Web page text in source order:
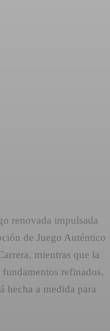
renovada impulsada
de Juego Auténtico
mientras que la
refinados,
hecha a medida para